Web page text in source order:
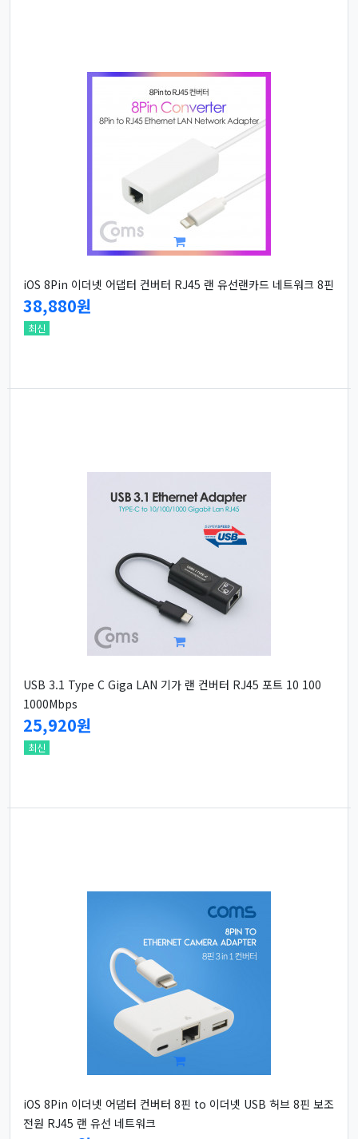
iOS 8Pin 이더넷 어댑터 컨버터 RJ45 랜 유선랜카드 네트워크 8핀
38,880원
최신
USB 3.1 Type C Giga LAN 기가 랜 컨버터 RJ45 포트 10 100
1000Mbps
25,920원
최신
iOS 8Pin 이더넷 어댑터 컨버터 8핀 to 이더넷 USB 허브 8핀 보조
전원 RJ45 랜 유선 네트워크